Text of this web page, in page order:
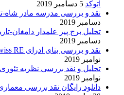
اتوکد 5 دسامبر 2019
نقد و بررسی مدرسه مادر شاه-
دسامبر 2019
تحلیل برج پیر علمدار دامغان-
دسامبر 2019
نقد و بررسی بنای ادرای swiss RE لندن-نورمن فاستر
نوامبر 2019
تحلیل و نقد بررسی نظریه
نوامبر 2019
دانلود رایگان نقد بررسی